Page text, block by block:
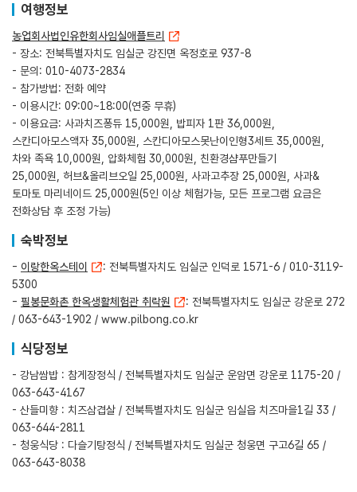
여행정보
농업회사법인유한회사임실애플트리
- 장소: 전북특별자치도 임실군 강진면 옥정호로 937-8
- 문의: 010-4073-2834
- 참가방법: 전화 예약
- 이용시간: 09:00~18:00(연중 무휴)
- 이용요금: 사과치즈퐁듀 15,000원, 밥피자 1판 36,000원,
스칸디아모스액자 35,000원, 스칸디아모스못난이인형3세트 35,000원,
차와 족욕 10,000원, 압화체험 30,000원, 친환경샴푸만들기
25,000원, 허브&올리브오일 25,000원, 사과고추장 25,000원, 사과&
토마토 마리네이드 25,000원(5인 이상 체험가능, 모든 프로그램 요금은
전화상담 후 조정 가능)
숙박정보
- 이랑한옥스테이
: 전북특별자치도 임실군 인덕로 1571-6 / 010-3119-
5300
- 필봉문화촌 한옥생활체험관 취락원
: 전북특별자치도 임실군 강운로 272
/ 063-643-1902 / www.pilbong.co.kr
식당정보
- 강남쌈밥 : 참게장정식 / 전북특별자치도 임실군 운암면 강운로 1175-20 /
063-643-4167
- 산들미향 : 치즈삼겹살 / 전북특별자치도 임실군 임실읍 치즈마을1길 33 /
063-644-2811
- 청웅식당 : 다슬기탕정식 / 전북특별자치도 임실군 청웅면 구고6길 65 /
063-643-8038